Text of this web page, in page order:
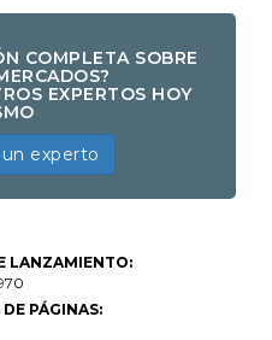
COMPLETA SOBRE
EXPERTOS HOY
experto
LANZAMIENTO:
PÁGINAS: